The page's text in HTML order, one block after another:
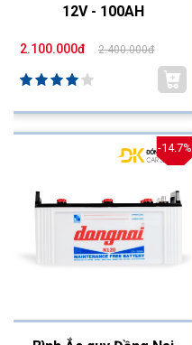
12V - 100AH
2.100.000đ 2.400.000đ
-14.7%